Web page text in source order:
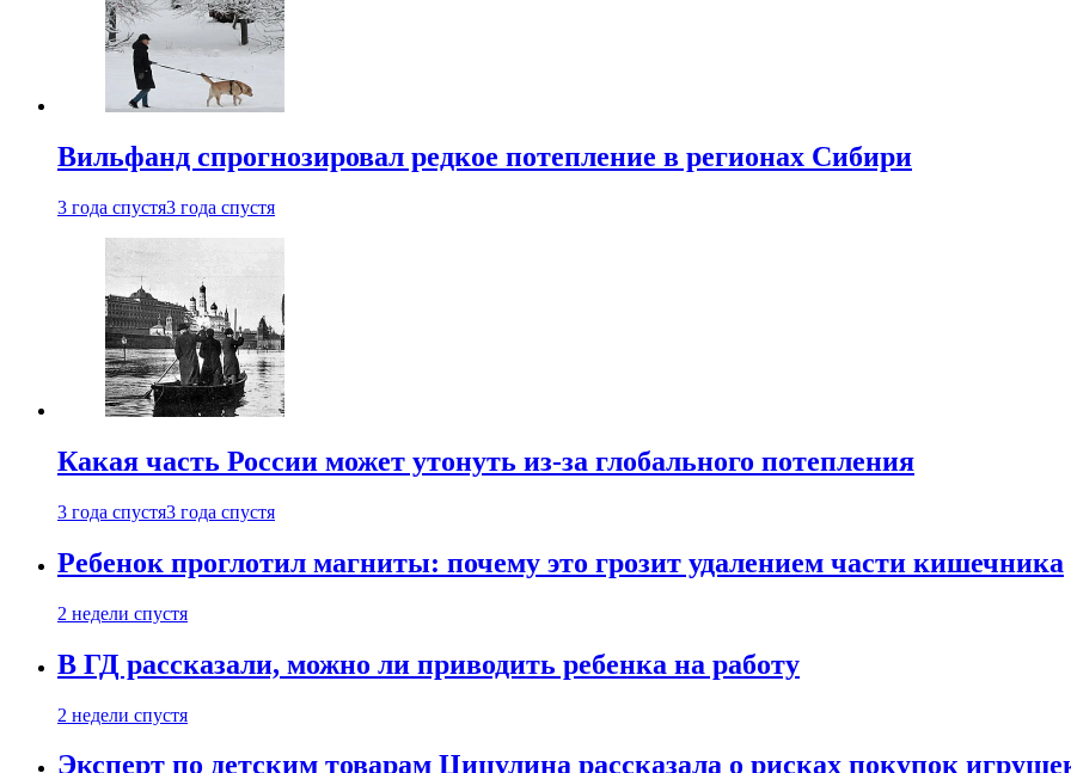
Вильфанд спрогнозировал редкое потепление в регионах Сибири
3 года спустя3 года спустя
Какая часть России может утонуть из-за глобального потепления
3 года спустя3 года спустя
Ребенок проглотил магниты: почему это грозит удалением части кишечника
2 недели спустя
В ГД рассказали, можно ли приводить ребенка на работу
2 недели спустя
Эксперт по детским товарам Цицулина рассказала о рисках покупок